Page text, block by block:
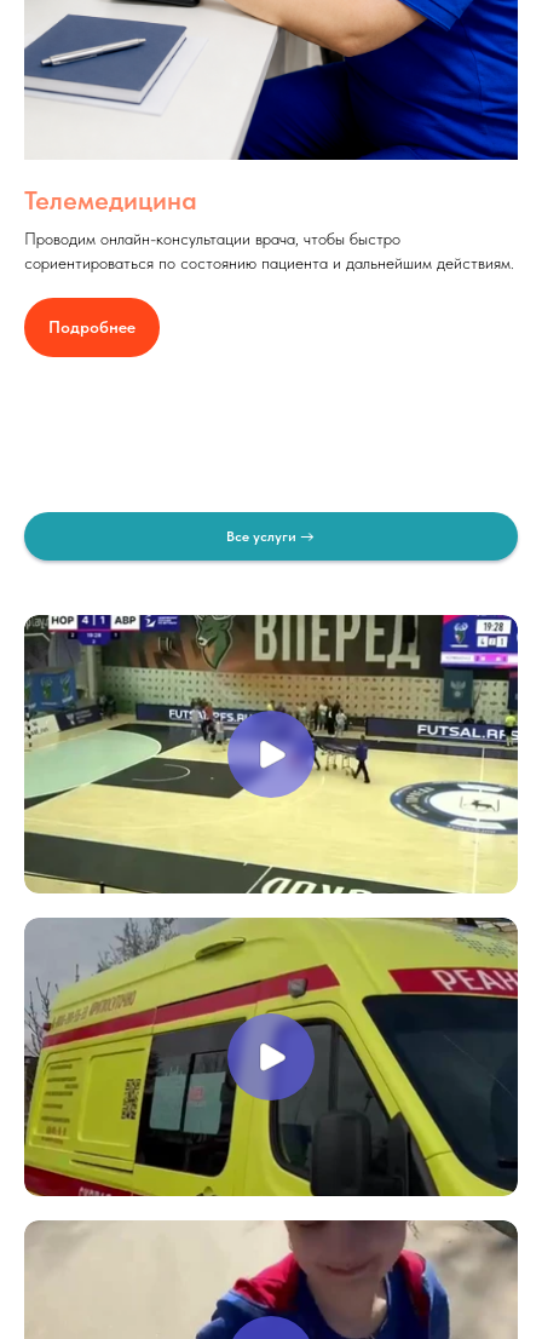
Телемедицина
Проводим онлайн-консультации врача, чтобы быстро
сориентироваться по состоянию пациента и дальнейшим действиям.
Подробнее
Все услуги